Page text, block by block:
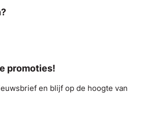
promoties!
en blijf op de hoogte van